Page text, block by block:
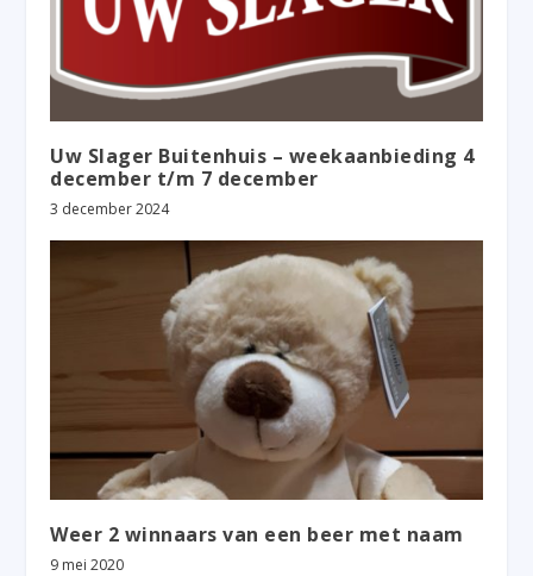
Uw Slager Buitenhuis – weekaanbieding 4
december t/m 7 december
3 december 2024
Weer 2 winnaars van een beer met naam
9 mei 2020